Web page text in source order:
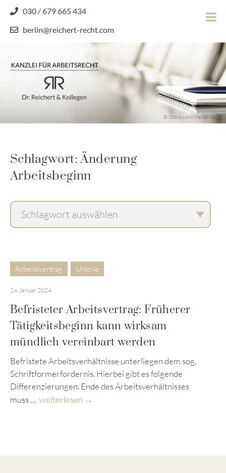
content
030 / 679 665 434
berlin@reichert-recht.com
Dr.
Reichert
Arbeitsrecht
© iStock.com/Mariakray
Schlagwort: Änderung
Arbeitsbeginn
Arbeitsvertrag Urteile
24. Januar 2024
Befristeter Arbeitsvertrag: Früherer
Tätigkeitsbeginn kann wirksam
mündlich vereinbart werden
Befristete Arbeitsverhältnisse unterliegen dem sog.
Schriftformerfordernis. Hierbei gibt es folgende
Differenzierungen. Ende des Arbeitsverhältnisses
muss … weiterlesen